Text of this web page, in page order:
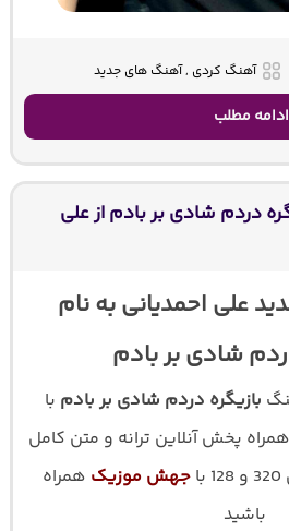
آهنگ کردی , آهنگ های جدید
ادامه مطلب
دردم شادی بر بادم از علی
علی احمدیانی به نام
شادی بر بادم
بازیگره دردم شادی بر بادم با
پخش آنلاین ترانه و متن کامل
جهش موزیک همراه
باشید